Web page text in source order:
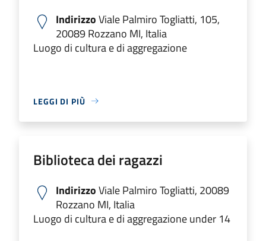
IndirizzoViale Palmiro Togliatti, 105,
20089 Rozzano MI, Italia
Luogo di cultura e di aggregazione
LEGGI DI PIÙ
Biblioteca dei ragazzi
IndirizzoViale Palmiro Togliatti, 20089
Rozzano MI, Italia
Luogo di cultura e di aggregazione under 14